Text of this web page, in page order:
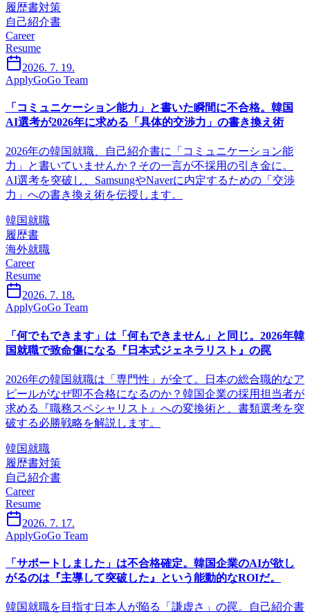
履歴書対策
自己紹介書
Career
Resume
2026. 7. 19.
ApplyGoGo Team
「コミュニケーション能力」と書いた瞬間に不合格。韓国
AI選考が2026年に求める「具体的交渉力」の書き換え術
2026年の韓国就職、自己紹介書に「コミュニケーション能
力」と書いていませんか？その一言が不採用の引き金に。
AI選考を突破し、SamsungやNaverに内定するための「交渉
力」への書き換え術を伝授します。
韓国就職
履歴書
海外就職
Career
Resume
2026. 7. 18.
ApplyGoGo Team
「何でもできます」は「何もできません」と同じ。2026年韓
国就職で致命傷になる『日本式ジェネラリスト』の罠
2026年の韓国就職は「専門性」が全て。日本の総合職的なア
ピールがなぜ即不合格になるのか？韓国企業の採用担当者が
求める『職務スペシャリスト』への変換術と、書類選考を突
破する必勝戦略を解説します。
韓国就職
履歴書対策
自己紹介書
Career
Resume
2026. 7. 17.
ApplyGoGo Team
「サポートしました」は不合格確定。韓国企業のAIが欲し
がるのは『主導して突破した』という能動的なROIだ。
韓国就職を目指す日本人が陥る「謙虚さ」の罠。自己紹介書